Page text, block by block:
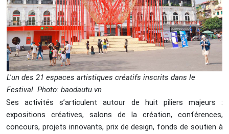
L'un des 21 espaces artistiques créatifs inscrits dans le
Festival. Photo: baodautu.vn
Ses activités s’articulent autour de huit piliers majeurs :
expositions créatives, salons de la création, conférences,
concours, projets innovants, prix de design, fonds de soutien à